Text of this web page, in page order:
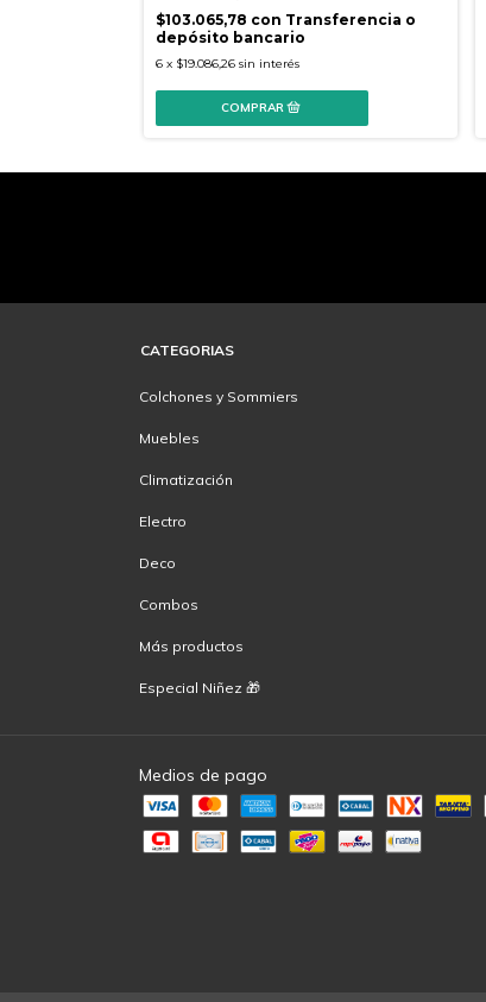
$103.065,78 con Transferencia o
depósito bancario
6 x $19.086,26 sin interés
CATEGORIAS
Colchones y Sommiers
Muebles
Climatización
Electro
Deco
Combos
Más productos
Especial Niñez 🎁
Medios de pago